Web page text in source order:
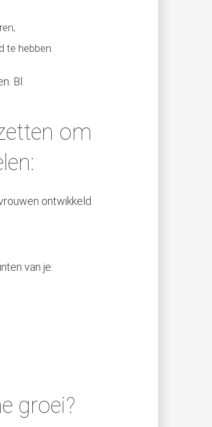
te hebben.
Bl
om
ontwikkeld
van je:
groei?